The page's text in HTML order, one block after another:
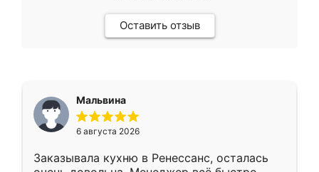
Оставить отзыв
Мальвина
6 августа 2026
Заказывала кухню в Ренессанс, осталась